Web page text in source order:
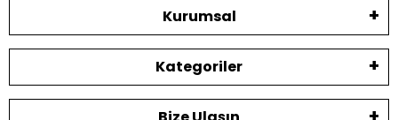
Kurumsal
Kategoriler